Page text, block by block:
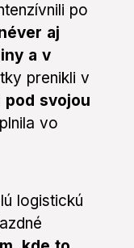
po
aj
a v
prenikli v
pod svojou
vo
logistickú